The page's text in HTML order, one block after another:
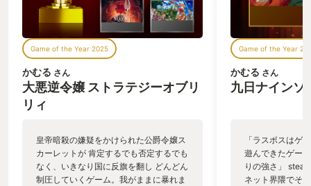
Game of the Year 2025
かむる さん
大悪逆令嬢 ストラテジーオブリ
リィ
皇帝暗殺の嫌疑をかけられた公爵令嬢ス
カーレットが 肯定するでも否定するでも
なく、いきなり国に反旗を翻し どんどん
制圧していくゲーム。我がままに暴れま
Game of the Year
かむる さん
九日ナインソ
「ラスボスはゲ
遊んできたゲー
りの強さ」
ネット界隈でそ